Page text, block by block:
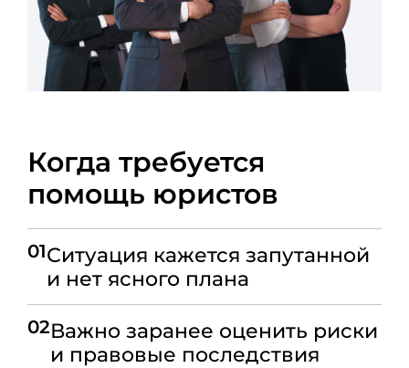
Когда требуется
помощь юристов
01Ситуация кажется запутанной
и нет ясного плана
02Важно заранее оценить риски
и правовые последствия